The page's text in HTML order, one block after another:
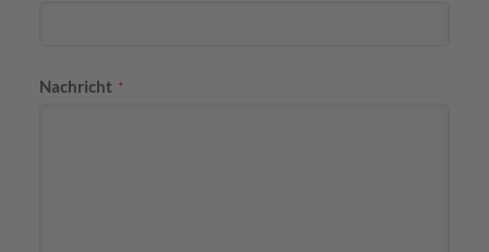
Nachricht *